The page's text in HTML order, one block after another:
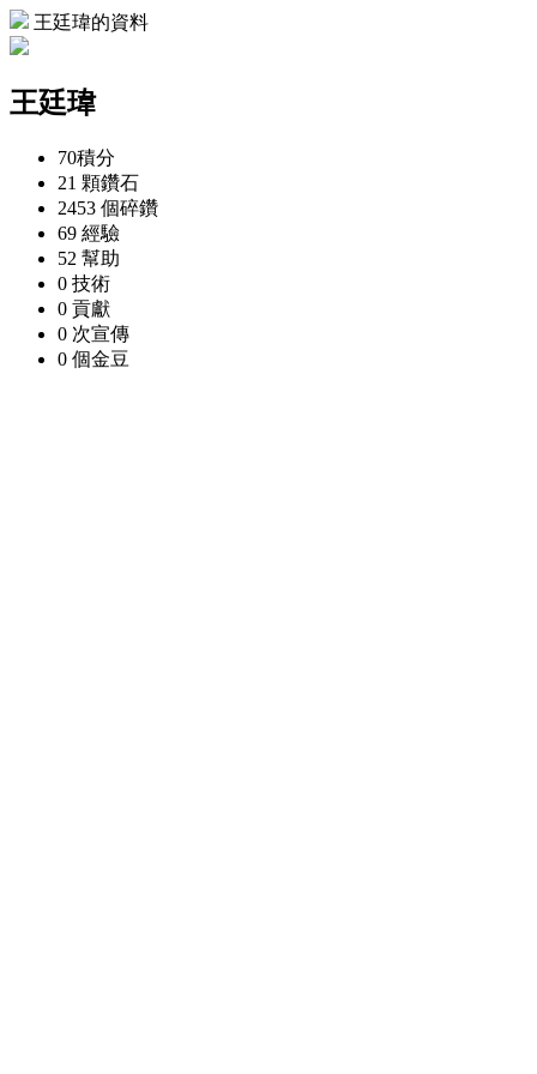
王廷瑋的資料
王廷瑋
70積分
21 顆鑽石
2453 個碎鑽
69 經驗
52 幫助
0 技術
0 貢獻
0 次宣傳
0 個金豆